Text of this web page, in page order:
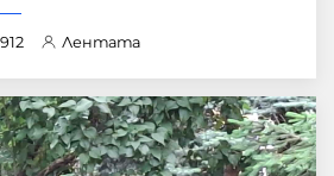
912 Лентата